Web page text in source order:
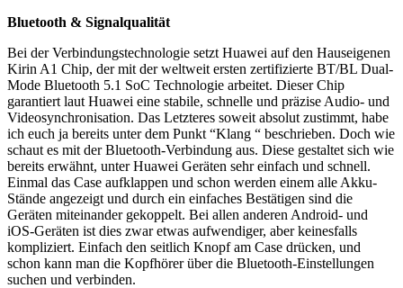
Bluetooth & Signalqualität
Bei der Verbindungstechnologie setzt Huawei auf den Hauseigenen
Kirin A1 Chip, der mit der weltweit ersten zertifizierte BT/BL Dual-
Mode Bluetooth 5.1 SoC Technologie arbeitet. Dieser Chip
garantiert laut Huawei eine stabile, schnelle und präzise Audio- und
Videosynchronisation. Das Letzteres soweit absolut zustimmt, habe
ich euch ja bereits unter dem Punkt “Klang “ beschrieben. Doch wie
schaut es mit der Bluetooth-Verbindung aus. Diese gestaltet sich wie
bereits erwähnt, unter Huawei Geräten sehr einfach und schnell.
Einmal das Case aufklappen und schon werden einem alle Akku-
Stände angezeigt und durch ein einfaches Bestätigen sind die
Geräten miteinander gekoppelt. Bei allen anderen Android- und
iOS-Geräten ist dies zwar etwas aufwendiger, aber keinesfalls
kompliziert. Einfach den seitlich Knopf am Case drücken, und
schon kann man die Kopfhörer über die Bluetooth-Einstellungen
suchen und verbinden.